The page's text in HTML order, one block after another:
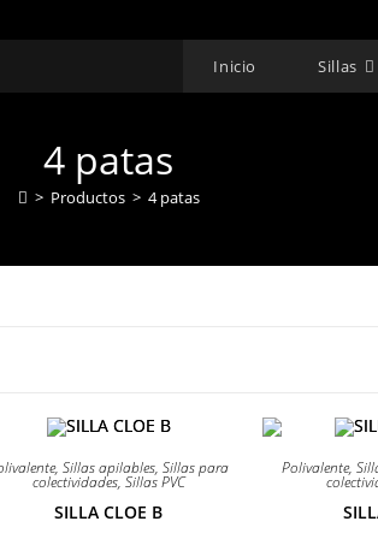
Inicio Sillas
4 patas
> Productos > 4 patas
, Sillas apilables, Sillas para
colectividades, Sillas PVC
SILLA CLOE B
Polivalente,